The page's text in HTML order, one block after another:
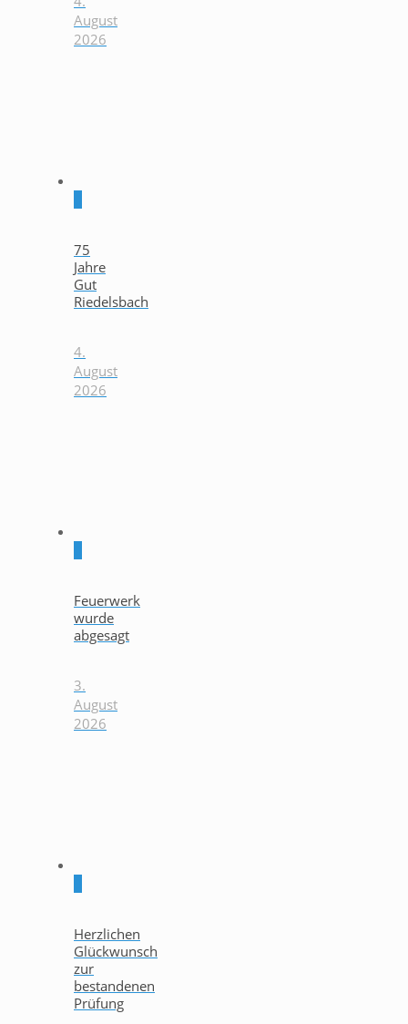
August
2026
75
Jahre
Gut
Riedelsbach
4.
August
2026
Feuerwerk
wurde
abgesagt
3.
August
2026
Herzlichen
Glückwunsch
zur
bestandenen
Prüfung